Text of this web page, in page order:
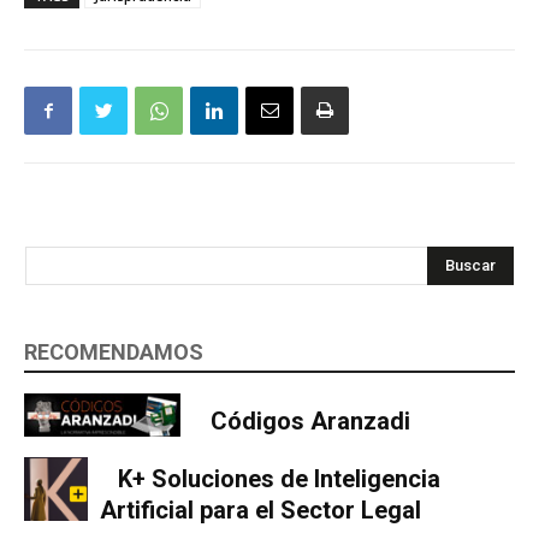
Buscar
RECOMENDAMOS
Códigos Aranzadi
K+ Soluciones de Inteligencia
Artificial para el Sector Legal